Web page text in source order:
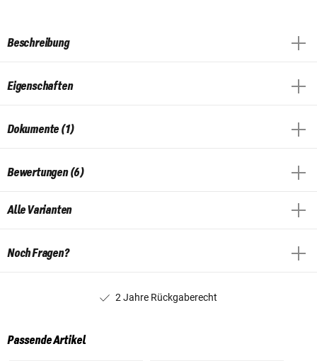
Beschreibung
Eigenschaften
Dokumente (1)
Bewertungen (6)
Alle Varianten
Noch Fragen?
2 Jahre Rückgaberecht
Passende Artikel